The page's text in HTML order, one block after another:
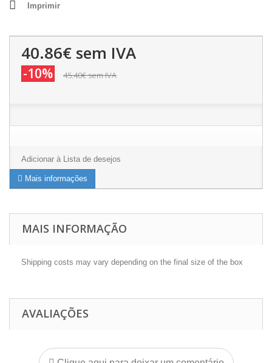
Imprimir
40.86€ sem IVA
-10% 45.40€sem IVA
Adicionar à Lista de desejos
Mais informações
MAIS INFORMAÇÃO
Shipping costs may vary depending on the final size of the box
AVALIAÇÕES